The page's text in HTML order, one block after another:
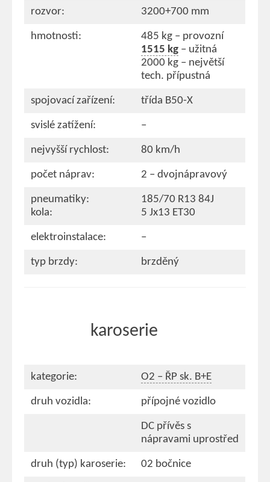
rozvor: 3200+700 mm
hmotnosti:
485 kg – provozní
1515 kg– užitná
2000 kg – největší
tech. přípustná
spojovací zařízení: třída B50-X
svislé zatížení: –
nejvyšší rychlost: 80 km/h
počet náprav: 2 – dvojnápravový
pneumatiky:
kola:
185/70 R13 84J
5 Jx13 ET30
elektroinstalace: –
typ brzdy: brzděný
karoserie
kategorie: O2 – ŘP sk. B+E
druh vozidla: přípojné vozidlo
DC přívěs s
nápravami uprostřed
druh (typ) karoserie: 02 bočnice